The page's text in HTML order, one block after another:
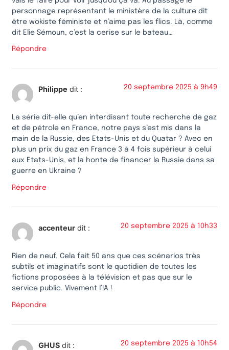
personnage représentant le ministère de la culture dit
être wokiste féministe et n’aime pas les flics. Là, comme
dit Elie Sémoun, c’est la cerise sur le bateau…
Répondre
Philippe dit : 20 septembre 2025 à 9h49
La série dit-elle qu’en interdisant toute recherche de gaz
et de pétrole en France, notre pays s’est mis dans la
main de la Russie, des Etats-Unis et du Quatar ? Avec en
plus un prix du gaz en France 3 à 4 fois supérieur à celui
aux Etats-Unis, et la honte de financer la Russie dans sa
guerre en Ukraine ?
Répondre
accenteur dit : 20 septembre 2025 à 10h33
Rien de neuf. Cela fait 50 ans que ces scénarios très
subtils et imaginatifs sont le quotidien de toutes les
fictions proposées à la télévision et pas que sur le
service public. Vivement l’IA !
Répondre
GHUS dit : 20 septembre 2025 à 10h54